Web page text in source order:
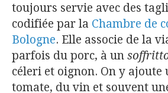
toujours servie avec des
codifiée par la Chambre de
Bologne. Elle associe de la
parfois du porc, à un
céleri et oignon. On y ajoute
tomate, du vin et souvent